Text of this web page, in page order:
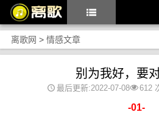
离歌网 > 情感文章
别为我好，要
最后更新:2022-07-08 612
-01-